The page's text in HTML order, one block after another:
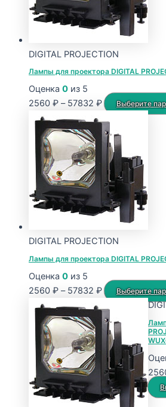
DIGITAL PROJECTION
Лампы для проектора DIGITAL
Оценка 0 из 5
2560 ₽ – 57832 ₽Диапазон
2560 ₽
57832 ₽
Выберите
DIGITAL PROJECTION
Лампы для проектора DIGITAL
Оценка 0 из 5
2560 ₽ – 57832 ₽Диапазон
2560 ₽
57832 ₽
Выберите